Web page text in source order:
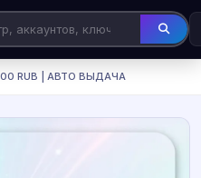
RUB | АВТО ВЫДАЧА